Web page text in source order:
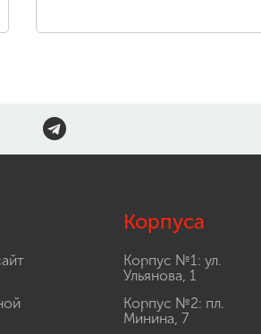
Корпуса
Корпус №1: ул.
Ульянова, 1
Корпус №2: пл.
Минина, 7